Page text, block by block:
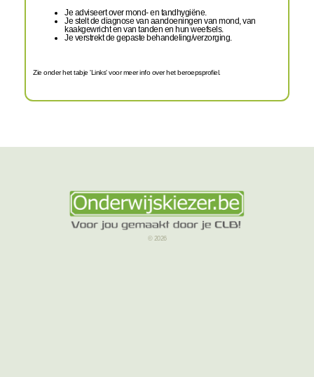
Je adviseert over mond- en tandhygiëne.
Je stelt de diagnose van aandoeningen van mond, van
kaakgewricht en van tanden en hun weefsels.
Je verstrekt de gepaste behandeling/verzorging.
Zie onder het tabje 'Links' voor meer info over het beroepsprofiel.
© 2026